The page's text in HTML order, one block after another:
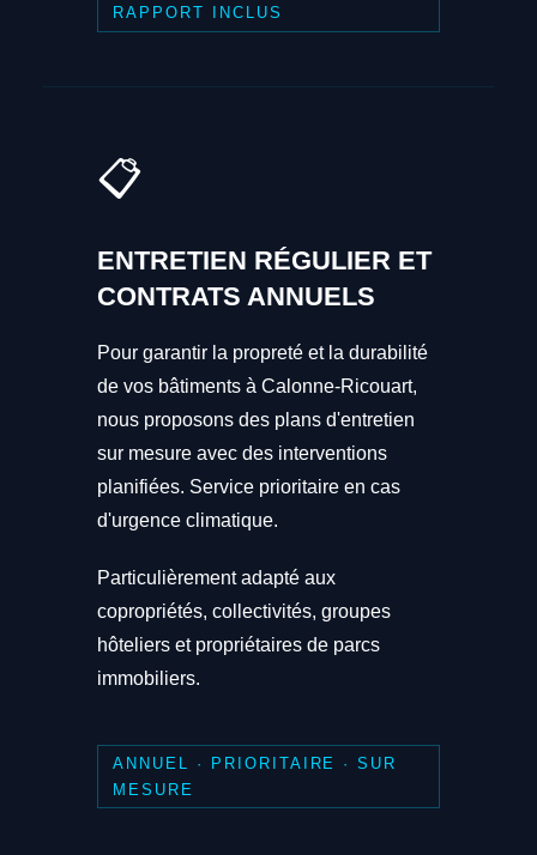
RAPPORT INCLUS
📋
ENTRETIEN RÉGULIER ET
CONTRATS ANNUELS
Pour garantir la propreté et la durabilité
de vos bâtiments à Calonne-Ricouart,
nous proposons des plans d'entretien
sur mesure avec des interventions
planifiées. Service prioritaire en cas
d'urgence climatique.
Particulièrement adapté aux
copropriétés, collectivités, groupes
hôteliers et propriétaires de parcs
immobiliers.
ANNUEL · PRIORITAIRE · SUR
MESURE